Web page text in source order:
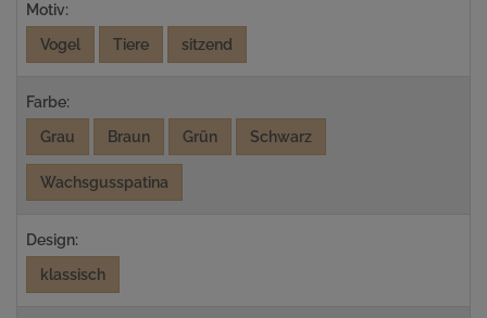
Motiv:
Vogel
Tiere sitzend
Farbe:
Grau
Braun Grün Schwarz
Wachsgusspatina
Design:
klassisch